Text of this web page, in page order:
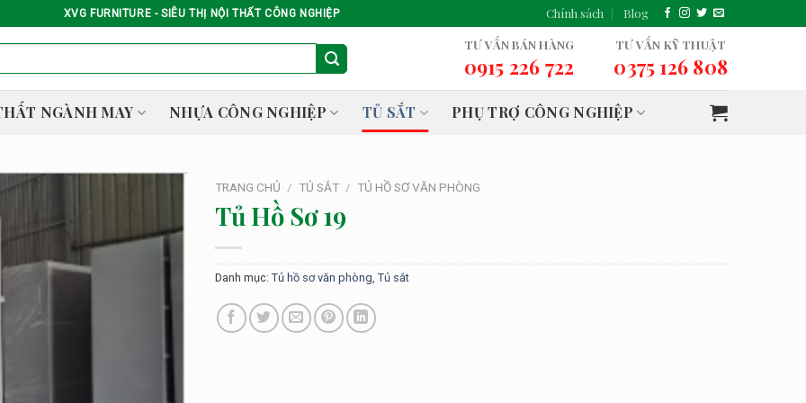
XVG FURNITURE - SIÊU THỊ NỘI THẤT CÔNG NGHIỆP Chính sách Blog
TƯ VẤN BÁN HÀNG
0915 226 722
TƯ VẤN KỸ THUẬT
0375 126 808
NGÀNH MAY NHỰA CÔNG NGHIỆP TỦ SẮT PHỤ TRỢ CÔNG NGHIỆP
TRANG CHỦ / TỦ SẮT / TỦ HỒ SƠ VĂN PHÒNG
Tủ Hồ Sơ 19
Danh mục: Tủ hồ sơ văn phòng Tủ sắt